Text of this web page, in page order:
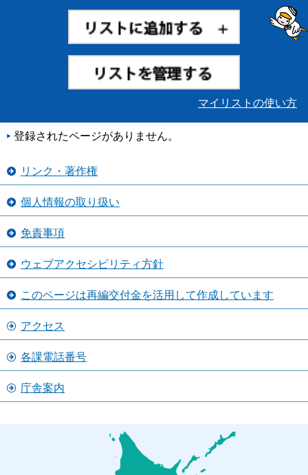
マイリストの使い方
登録されたページがありません。
リンク・著作権
個人情報の取り扱い
免責事項
ウェブアクセシビリティ方針
このページは再編交付金を活用して作成しています
アクセス
各課電話番号
庁舎案内